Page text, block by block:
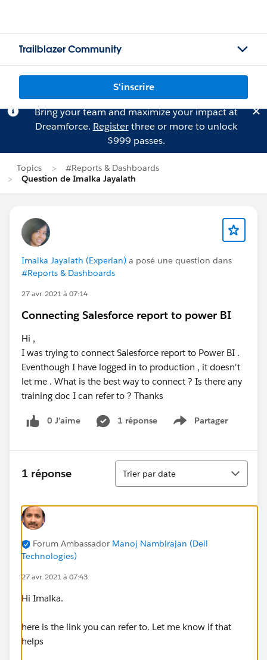
Trailblazer Community
S'inscrire
Bring your team and maximize your impact at
Dreamforce. Registerthree or more to unlock
$999 passes.
Topics
#Reports & Dashboards
Question de Imalka Jayalath
Imalka Jayalath (Experian) a posé une question dans
#Reports & Dashboards
27 avr. 2021 à 07:14
Connecting Salesforce report to power BI
Hi ,
I was trying to connect Salesforce report to Power BI .
Eventhough I have logged in to production , it doesn't
let me . What is the best way to connect ? Is there any
training doc I can refer to ? Thanks
0 J’aime 1 réponse Partager
Show menu
1 réponse
Tri
Trier par date
Forum Ambassador Manoj Nambirajan (Dell
Technologies)
27 avr. 2021 à 07:43
Hi Imalka.
here is the link you can refer to. Let me know if that
helps